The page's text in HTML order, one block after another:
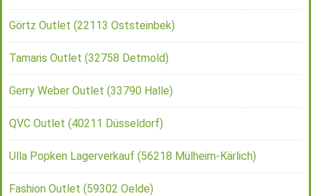
Görtz Outlet (22113 Oststeinbek)
Tamaris Outlet (32758 Detmold)
Gerry Weber Outlet (33790 Halle)
QVC Outlet (40211 Düsseldorf)
Ulla Popken Lagerverkauf (56218 Mülheim-Kärlich)
Fashion Outlet (59302 Oelde)